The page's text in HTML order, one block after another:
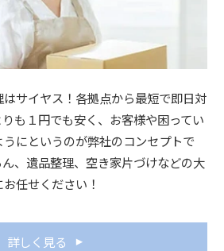
サイヤス！各拠点から最短で即日対
も１円でも安く、お客様や困ってい
にというのが弊社のコンセプトで
、遺品整理、空き家片づけなどの大
任せください！
詳しく見る